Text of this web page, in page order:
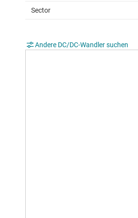
Sector
Andere DC/DC-Wandler suchen